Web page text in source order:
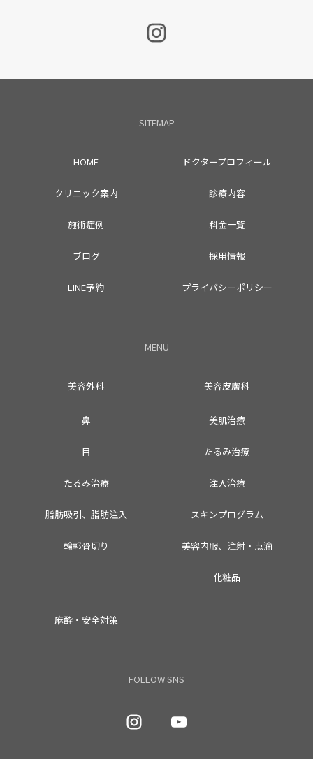
SITEMAP
HOME ドクタープロフィール
クリニック案内 診療内容
施術症例 料金一覧
ブログ 採用情報
LINE予約 プライバシーポリシー
MENU
美容外科
鼻
目
たるみ治療
脂肪吸引、脂肪注入
輪郭骨切り
美容皮膚科
美肌治療
たるみ治療
注入治療
スキンプログラム
美容内服、注射・点滴
化粧品
麻酔・安全対策
FOLLOW SNS